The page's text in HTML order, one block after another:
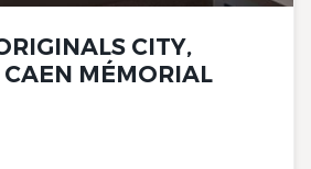
CITY,
CAEN MÉMORIAL